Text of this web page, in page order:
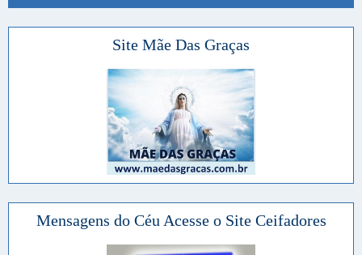
Site Mãe Das Graças
Mensagens do Céu Acesse o Site Ceifadores